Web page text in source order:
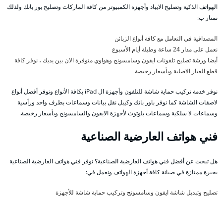
الهواتف الذكية وتصليح الايباد وأجهزة الكمبيوتر من كافة الماركات وتصليح بور بانك ولذلك
نمتاز ب:
المصداقية في التعامل مع كافة أنواع الزبائن
نعمل على مدار 24 ساعة وطيلة أيام الأسبوع
أيضا ورشة تصليح تلفونات ايفون وسامسونج وهواوي متوفرة الان بين يديك ، نوفر كافة
قطع الغيار الاصلية وبأسعار رخيصة
نوفر خدمة تركيب حماية شاشة للتلفون وأجهزة ال iPad بكافة الأنواع ونوفر أفضل أنواع
لاصقات الشاشة كما نوفر باور بانك وكيبل نقل بيانات وسماعات بطرف واحد ورأسية
وسماعات لا سلكية وسماعات بلوتوث لأجهزة الايفون والسامسونج وبأسعار رخيصة.
فني هواتف العارضية الصناعية
هل تبحث عن أفضل فني هواتف العارضية الصناعية؟ نوفر فني هواتف العارضية الصناعية
بخبرة ممتازة في صيانة كافة أجهزة الهواتف ونعمل في:
تصليح وتبديل شاشة ايفون وسامسونج وتركيب حماية شاشة للأجهزة